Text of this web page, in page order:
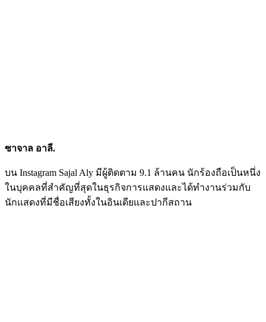
ซาจาล อาลี.
บน Instagram Sajal Aly มีผู้ติดตาม 9.1 ล้านคน นักร้องถือเป็นหนึ่ง
ในบุคคลที่สำคัญที่สุดในธุรกิจการแสดงและได้ทำงานร่วมกับ
นักแสดงที่มีชื่อเสียงทั้งในอินเดียและปากีสถาน